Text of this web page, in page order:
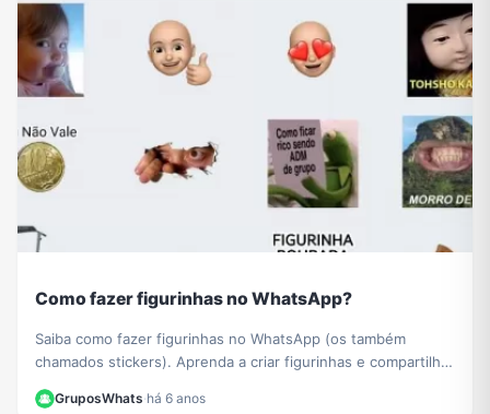
Como fazer figurinhas no WhatsApp?
Saiba como fazer figurinhas no WhatsApp (os também
chamados stickers). Aprenda a criar figurinhas e compartilhar
GruposWhats·há 6 anos